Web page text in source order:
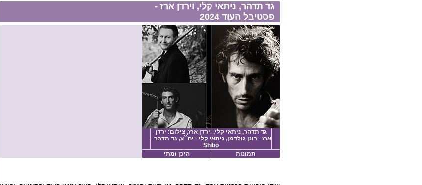
גד תדהר, ניתאי קלי, וירדן ארז -
פסטיבל העוד 2024
גד תדהר, ניתאי קלי, וירדן ארז, צילום: ירדן
ארז - רונן גולדמן, ניתאי קלי - יח``צ, גד תדהר -
Shibo
תמונות
היכן ומתי